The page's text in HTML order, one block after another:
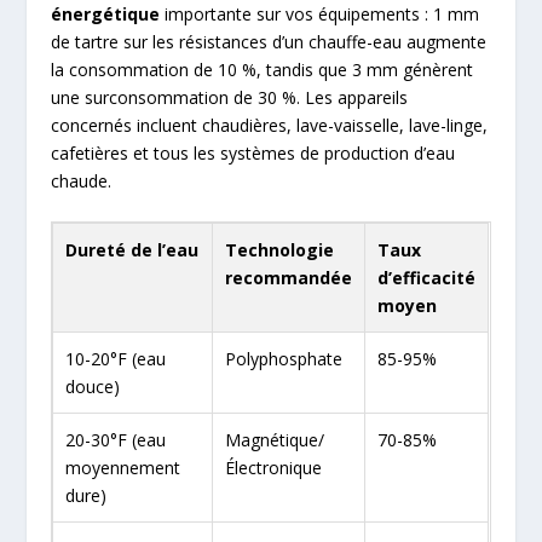
énergétique importante sur vos équipements : 1 mm
de tartre sur les résistances d’un chauffe-eau augmente
la consommation de 10 %, tandis que 3 mm génèrent
une surconsommation de 30 %. Les appareils
concernés incluent chaudières, lave-vaisselle, lave-linge,
cafetières et tous les systèmes de production d’eau
chaude.
Dureté de l’eau
Technologie
recommandée
Taux
d’efficacité
moyen
10-20°F (eau
douce)
Polyphosphate 85-95%
20-30°F (eau
moyennement
dure)
Magnétique/
Électronique
70-85%